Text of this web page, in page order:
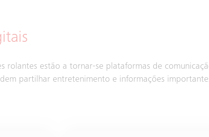
rolantes estão a tornar-se plataformas de
partilhar entretenimento e informações